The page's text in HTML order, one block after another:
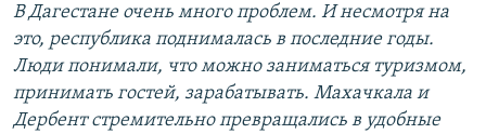
В Дагестане очень много проблем. И несмотря на
это, республика поднималась в последние годы.
Люди понимали, что можно заниматься туризмом,
принимать гостей, зарабатывать. Махачкала и
Дербент стремительно превращались в удобные